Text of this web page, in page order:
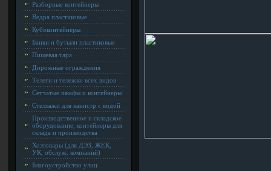
Разборные контейнеры
Ведра пластиковые
Кубоконтейнеры
Банки и бутыли пластиковые
Пищевая тара
Дорожные ограждения
Телеги и тележки всех видов
Сетчатые шкафы и контейнеры
Стеллажи для канистр с водой
Производственное и складское
оборудование, контейнеры для
склада и производства
Хозтовары (для ДЭЗ, ЖЕК,
УК, обслуж. компаний)
Благоустройство улиц